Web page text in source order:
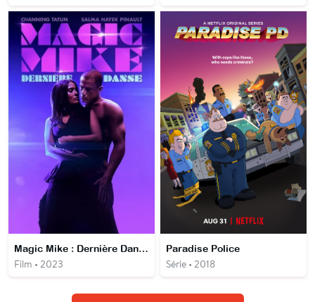
Magic Mike : Dernière Danse
Film • 2023
Paradise Police
Série • 2018